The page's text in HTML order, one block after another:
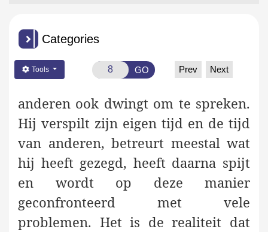
Categories
Tools GO Prev Next
anderen ook dwingt om te spreken.
Hij verspilt zijn eigen tijd en de tijd
van anderen, betreurt meestal wat
hij heeft gezegd, heeft daarna spijt
en wordt op deze manier
geconfronteerd met vele
problemen. Het is de realiteit dat